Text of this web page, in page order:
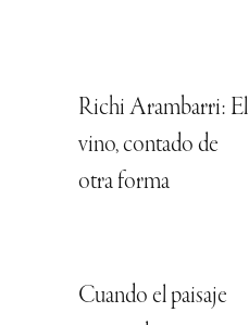
Richi Arambarri: El
vino, contado de
otra forma
Cuando el paisaje